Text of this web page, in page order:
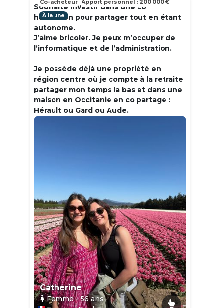
Souhaite investir dans une co
habitation pour partager tout en étant
autonome.
J’aime bricoler. Je peux m’occuper de
l’informatique et de l’administration.
Je possède déjà une propriété en
région centre où je compte à la retraite
partager mon temps la bas et dans une
maison en Occitanie en co partage :
Hérault ou Gard ou Aude.
À la une
Catherine
Femme- 56ans
Co-acheteur Apport personnel : 200 000 €